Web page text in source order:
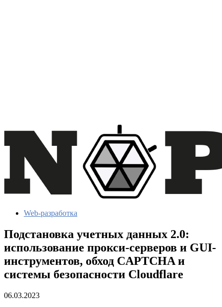
Web-разработка
Подстановка учетных данных 2.0:
использование прокси-серверов и GUI-
инструментов, обход CAPTCHA и
системы безопасности Cloudflare
06.03.2023